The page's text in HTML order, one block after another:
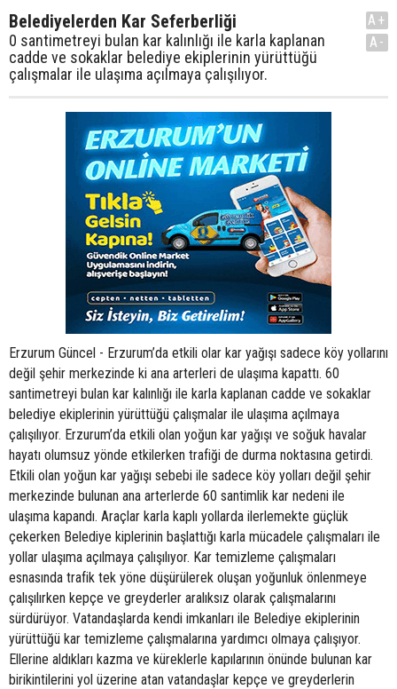
Belediyelerden Kar Seferberliği
0 santimetreyi bulan kar kalınlığı ile karla kaplanan
cadde ve sokaklar belediye ekiplerinin yürüttüğü
çalışmalar ile ulaşıma açılmaya çalışılıyor.
A+
A-
Erzurum Güncel - Erzurum’da etkili olar kar yağışı sadece köy yollarını
değil şehir merkezinde ki ana arterleri de ulaşıma kapattı. 60
santimetreyi bulan kar kalınlığı ile karla kaplanan cadde ve sokaklar
belediye ekiplerinin yürüttüğü çalışmalar ile ulaşıma açılmaya
çalışılıyor. Erzurum’da etkili olan yoğun kar yağışı ve soğuk havalar
hayatı olumsuz yönde etkilerken trafiği de durma noktasına getirdi.
Etkili olan yoğun kar yağışı sebebi ile sadece köy yolları değil şehir
merkezinde bulunan ana arterlerde 60 santimlik kar nedeni ile
ulaşıma kapandı. Araçlar karla kaplı yollarda ilerlemekte güçlük
çekerken Belediye kiplerinin başlattığı karla mücadele çalışmaları ile
yollar ulaşıma açılmaya çalışılıyor. Kar temizleme çalışmaları
esnasında trafik tek yöne düşürülerek oluşan yoğunluk önlenmeye
çalışılırken kepçe ve greyderler aralıksız olarak çalışmalarını
sürdürüyor. Vatandaşlarda kendi imkanları ile Belediye ekiplerinin
yürüttüğü kar temizleme çalışmalarına yardımcı olmaya çalışıyor.
Ellerine aldıkları kazma ve küreklerle kapılarının önünde bulunan kar
birikintilerini yol üzerine atan vatandaşlar kepçe ve greyderlerin